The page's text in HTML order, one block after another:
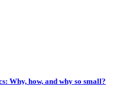
Why, how, and why so small?